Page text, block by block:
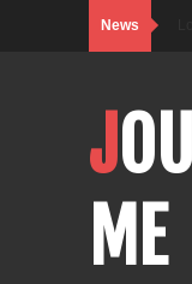
News
JOURNEY OF
ME